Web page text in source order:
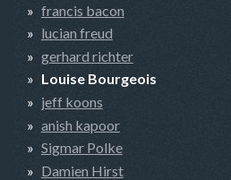
francis bacon
lucian freud
gerhard richter
Louise Bourgeois
jeff koons
anish kapoor
Sigmar Polke
Damien Hirst